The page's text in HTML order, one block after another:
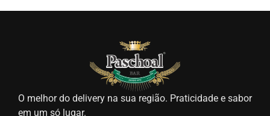
O melhor do delivery na sua região. Praticidade e sabor
em um só lugar.